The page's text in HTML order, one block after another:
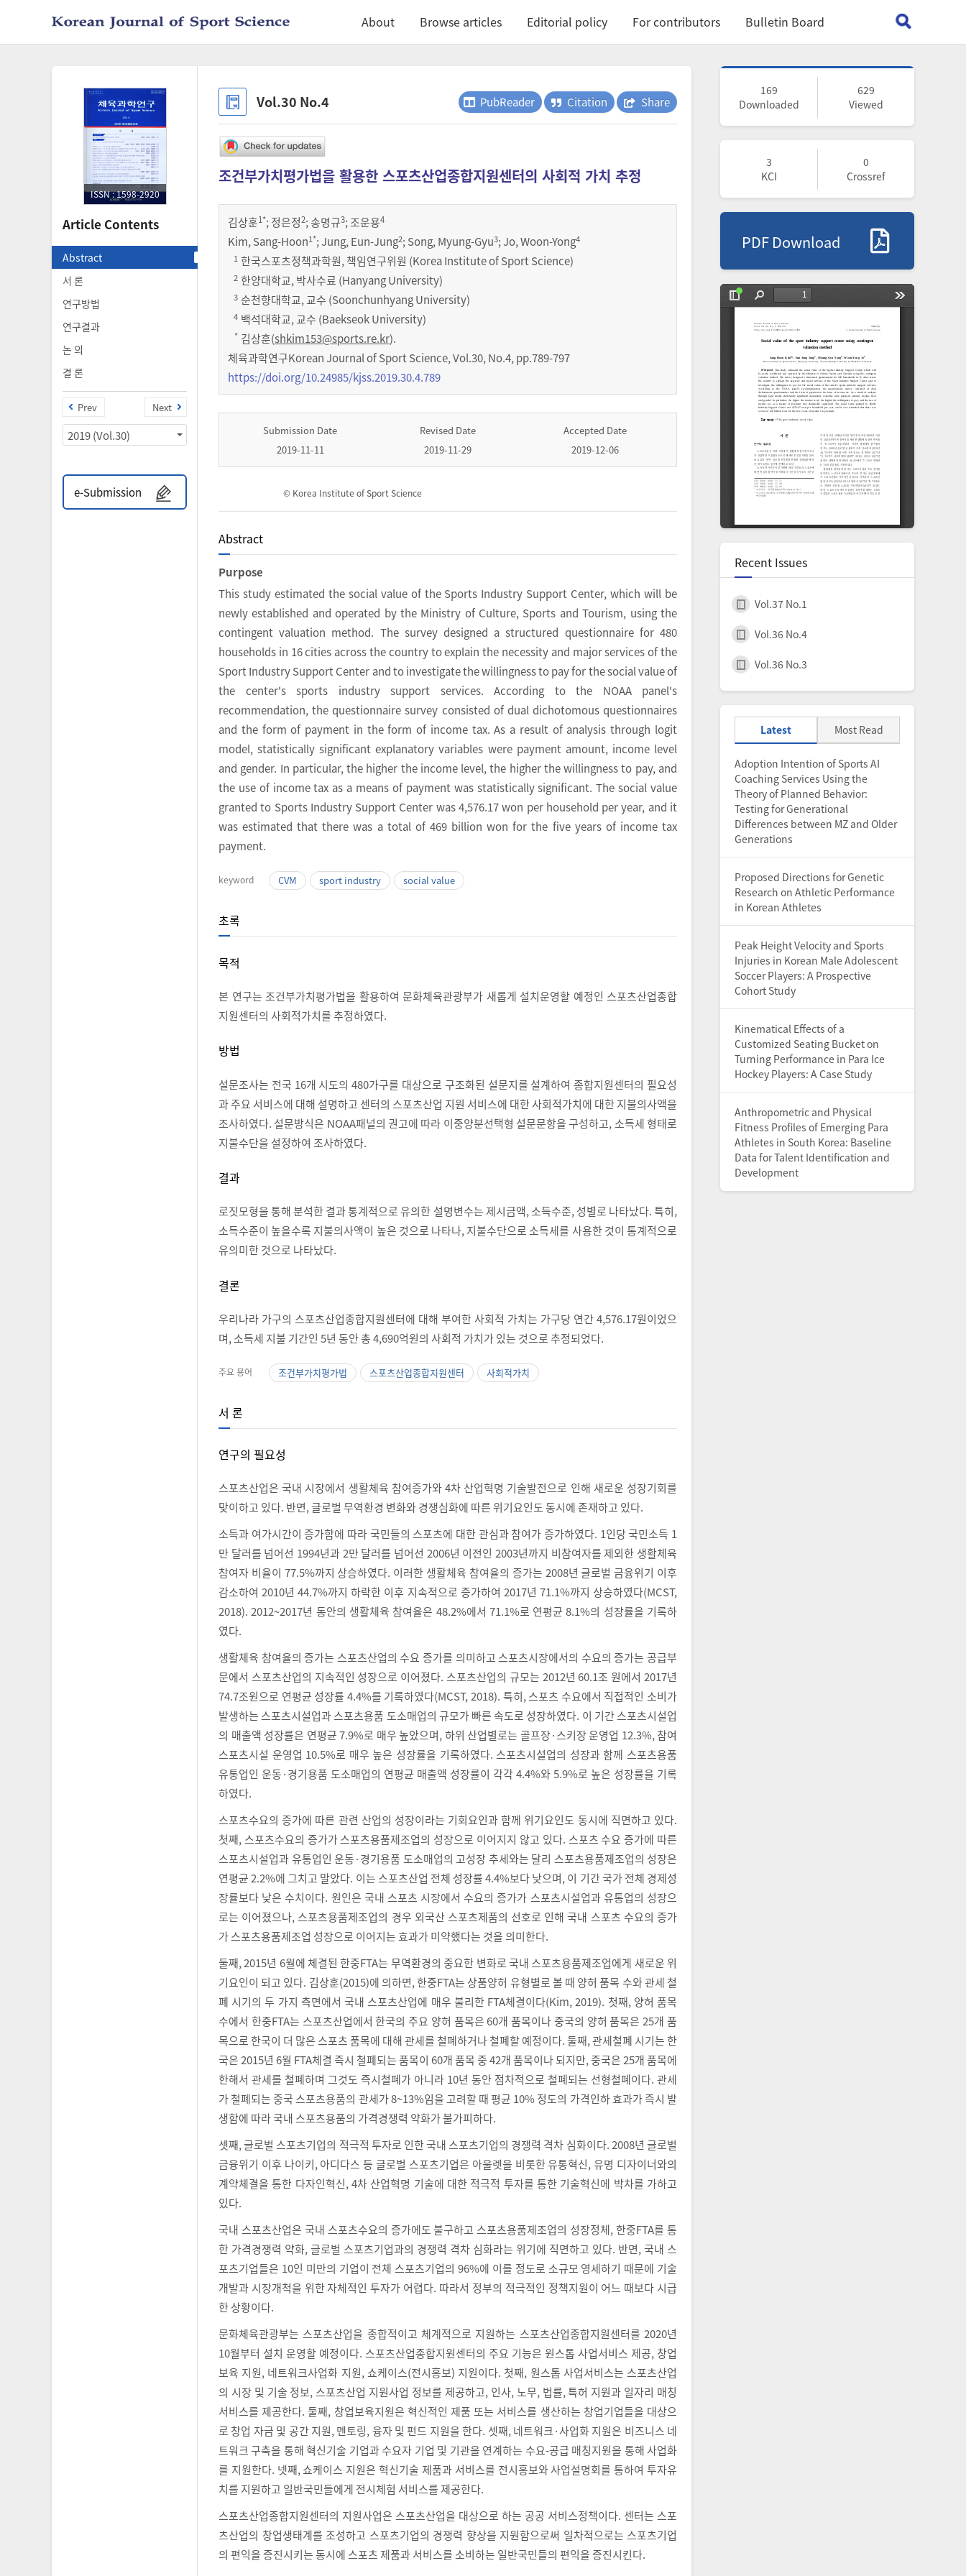
About Browse articles Editorial policy For contributors Bulletin Board
ISSN : 1598-2920
Article Contents
Abstract
서 론
연구방법
연구결과
논 의
결 론
Prev Next
2019 (Vol.30)
e-Submission
Vol.30 No.4 PubReader Citation Share
조건부가치평가법을 활용한 스포츠산업종합지원센터의 사회적 가치 추정
김상훈1*;정은정2;송명규3;조운용4
Kim, Sang-Hoon1*; Jung, Eun-Jung2; Song, Myung-Gyu3; Jo, Woon-Yong4
1 한국스포츠정책과학원, 책임연구위원 (Korea Institute of Sport Science)
2 한양대학교, 박사수료 (Hanyang University)
3 순천향대학교, 교수 (Soonchunhyang University)
4 백석대학교, 교수 (Baekseok University)
* 김상훈(shkim153@sports.re.kr).
체육과학연구Korean Journal of Sport Science,Vol.30,No.4,pp.789-797
https://doi.org/10.24985/kjss.2019.30.4.789
Submission Date
2019-11-11
Revised Date
2019-11-29
Accepted Date
2019-12-06
© Korea Institute of Sport Science
Abstract
Purpose
This study estimated the social value of the Sports Industry Support Center, which will be
newly established and operated by the Ministry of Culture, Sports and Tourism, using the
contingent valuation method. The survey designed a structured questionnaire for 480
households in 16 cities across the country to explain the necessity and major services of the
Sport Industry Support Center and to investigate the willingness to pay for the social value of
the center's sports industry support services. According to the NOAA panel's
recommendation, the questionnaire survey consisted of dual dichotomous questionnaires
and the form of payment in the form of income tax. As a result of analysis through logit
model, statistically significant explanatory variables were payment amount, income level
and gender. In particular, the higher the income level, the higher the willingness to pay, and
the use of income tax as a means of payment was statistically significant. The social value
granted to Sports Industry Support Center was 4,576.17 won per household per year, and it
was estimated that there was a total of 469 billion won for the five years of income tax
payment.
keyword CVM sport industry social value
초록
목적
본 연구는 조건부가치평가법을 활용하여 문화체육관광부가 새롭게 설치운영할 예정인 스포츠산업종합
지원센터의 사회적가치를 추정하였다.
방법
설문조사는 전국 16개 시도의 480가구를 대상으로 구조화된 설문지를 설계하여 종합지원센터의 필요성
과 주요 서비스에 대해 설명하고 센터의 스포츠산업 지원 서비스에 대한 사회적가치에 대한 지불의사액을
조사하였다. 설문방식은 NOAA패널의 권고에 따라 이중양분선택형 설문문항을 구성하고, 소득세 형태로
지불수단을 설정하여 조사하였다.
결과
로짓모형을 통해 분석한 결과 통계적으로 유의한 설명변수는 제시금액, 소득수준, 성별로 나타났다. 특히,
소득수준이 높을수록 지불의사액이 높은 것으로 나타나, 지불수단으로 소득세를 사용한 것이 통계적으로
유의미한 것으로 나타났다.
결론
우리나라 가구의 스포츠산업종합지원센터에 대해 부여한 사회적 가치는 가구당 연간 4,576.17원이었으
며, 소득세 지불 기간인 5년 동안 총 4,690억원의 사회적 가치가 있는 것으로 추정되었다.
주요 용어 조건부가치평가법 스포츠산업종합지원센터 사회적가치
서 론
연구의 필요성
스포츠산업은 국내 시장에서 생활체육 참여증가와 4차 산업혁명 기술발전으로 인해 새로운 성장기회를
맞이하고 있다. 반면, 글로벌 무역환경 변화와 경쟁심화에 따른 위기요인도 동시에 존재하고 있다.
소득과 여가시간이 증가함에 따라 국민들의 스포츠에 대한 관심과 참여가 증가하였다. 1인당 국민소득 1
만 달러를 넘어선 1994년과 2만 달러를 넘어선 2006년 이전인 2003년까지 비참여자를 제외한 생활체육
참여자 비율이 77.5%까지 상승하였다. 이러한 생활체육 참여율의 증가는 2008년 글로벌 금융위기 이후
감소하여 2010년 44.7%까지 하락한 이후 지속적으로 증가하여 2017년 71.1%까지 상승하였다(MCST,
2018). 2012~2017년 동안의 생활체육 참여율은 48.2%에서 71.1%로 연평균 8.1%의 성장률을 기록하
였다.
생활체육 참여율의 증가는 스포츠산업의 수요 증가를 의미하고 스포츠시장에서의 수요의 증가는 공급부
문에서 스포츠산업의 지속적인 성장으로 이어졌다. 스포츠산업의 규모는 2012년 60.1조 원에서 2017년
74.7조원으로 연평균 성장률 4.4%를 기록하였다(MCST, 2018). 특히, 스포츠 수요에서 직접적인 소비가
발생하는 스포츠시설업과 스포츠용품 도소매업의 규모가 빠른 속도로 성장하였다. 이 기간 스포츠시설업
의 매출액 성장률은 연평균 7.9%로 매우 높았으며, 하위 산업별로는 골프장·스키장 운영업 12.3%, 참여
스포츠시설 운영업 10.5%로 매우 높은 성장률을 기록하였다. 스포츠시설업의 성장과 함께 스포츠용품
유통업인 운동·경기용품 도소매업의 연평균 매출액 성장률이 각각 4.4%와 5.9%로 높은 성장률을 기록
하였다.
스포츠수요의 증가에 따른 관련 산업의 성장이라는 기회요인과 함께 위기요인도 동시에 직면하고 있다.
첫째, 스포츠수요의 증가가 스포츠용품제조업의 성장으로 이어지지 않고 있다. 스포츠 수요 증가에 따른
스포츠시설업과 유통업인 운동·경기용품 도소매업의 고성장 추세와는 달리 스포츠용품제조업의 성장은
연평균 2.2%에 그치고 말았다. 이는 스포츠산업 전체 성장률 4.4%보다 낮으며, 이 기간 국가 전체 경제성
장률보다 낮은 수치이다. 원인은 국내 스포츠 시장에서 수요의 증가가 스포츠시설업과 유통업의 성장으
로는 이어졌으나, 스포츠용품제조업의 경우 외국산 스포츠제품의 선호로 인해 국내 스포츠 수요의 증가
가 스포츠용품제조업 성장으로 이어지는 효과가 미약했다는 것을 의미한다.
둘째, 2015년 6월에 체결된 한중FTA는 무역환경의 중요한 변화로 국내 스포츠용품제조업에게 새로운 위
기요인이 되고 있다. 김상훈(2015)에 의하면, 한중FTA는 상품양허 유형별로 볼 때 양허 품목 수와 관세 철
폐 시기의 두 가지 측면에서 국내 스포츠산업에 매우 불리한 FTA체결이다(Kim, 2019). 첫째, 양허 품목
수에서 한중FTA는 스포츠산업에서 한국의 주요 양허 품목은 60개 품목이나 중국의 양허 품목은 25개 품
목으로 한국이 더 많은 스포츠 품목에 대해 관세를 철폐하거나 철폐할 예정이다. 둘째, 관세철폐 시기는 한
국은 2015년 6월 FTA체결 즉시 철폐되는 품목이 60개 품목 중 42개 품목이나 되지만, 중국은 25개 품목에
한해서 관세를 철폐하며 그것도 즉시철폐가 아니라 10년 동안 점차적으로 철폐되는 선형철폐이다. 관세
가 철폐되는 중국 스포츠용품의 관세가 8~13%임을 고려할 때 평균 10% 정도의 가격인하 효과가 즉시 발
생함에 따라 국내 스포츠용품의 가격경쟁력 약화가 불가피하다.
셋째, 글로벌 스포츠기업의 적극적 투자로 인한 국내 스포츠기업의 경쟁력 격차 심화이다. 2008년 글로벌
금융위기 이후 나이키, 아디다스 등 글로벌 스포츠기업은 아울렛을 비롯한 유통혁신, 유명 디자이너와의
계약체결을 통한 다자인혁신, 4차 산업혁명 기술에 대한 적극적 투자를 통한 기술혁신에 박차를 가하고
있다.
국내 스포츠산업은 국내 스포츠수요의 증가에도 불구하고 스포츠용품제조업의 성장정체, 한중FTA를 통
한 가격경쟁력 약화, 글로벌 스포츠기업과의 경쟁력 격차 심화라는 위기에 직면하고 있다. 반면, 국내 스
포츠기업들은 10인 미만의 기업이 전체 스포츠기업의 96%에 이를 정도로 소규모 영세하기 때문에 기술
개발과 시장개척을 위한 자체적인 투자가 어렵다. 따라서 정부의 적극적인 정책지원이 어느 때보다 시급
한 상황이다.
문화체육관광부는 스포츠산업을 종합적이고 체계적으로 지원하는 스포츠산업종합지원센터를 2020년
10월부터 설치 운영할 예정이다. 스포츠산업종합지원센터의 주요 기능은 원스톱 사업서비스 제공, 창업
보육 지원, 네트워크사업화 지원, 쇼케이스(전시홍보) 지원이다. 첫째, 원스톱 사업서비스는 스포츠산업
의 시장 및 기술 정보, 스포츠산업 지원사업 정보를 제공하고, 인사, 노무, 법률, 특허 지원과 일자리 매칭
서비스를 제공한다. 둘째, 창업보육지원은 혁신적인 제품 또는 서비스를 생산하는 창업기업들을 대상으
로 창업 자금 및 공간 지원, 멘토링, 융자 및 펀드 지원을 한다. 셋째, 네트워크·사업화 지원은 비즈니스 네
트워크 구축을 통해 혁신기술 기업과 수요자 기업 및 기관을 연계하는 수요-공급 매칭지원을 통해 사업화
를 지원한다. 넷째, 쇼케이스 지원은 혁신기술 제품과 서비스를 전시홍보와 사업설명회를 통하여 투자유
치를 지원하고 일반국민들에게 전시체험 서비스를 제공한다.
스포츠산업종합지원센터의 지원사업은 스포츠산업을 대상으로 하는 공공 서비스정책이다. 센터는 스포
츠산업의 창업생태계를 조성하고 스포츠기업의 경쟁력 향상을 지원함으로써 일차적으로는 스포츠기업
의 편익을 증진시키는 동시에 스포츠 제품과 서비스를 소비하는 일반국민들의 편익을 증진시킨다.
169
Downloaded
629
Viewed
3
KCI
0
Crossref
PDF Download
Recent Issues
Vol.37 No.1
Vol.36 No.4
Vol.36 No.3
Latest Most Read
Adoption Intention of Sports AI
Coaching Services Using the
Theory of Planned Behavior:
Testing for Generational
Differences between MZ and Older
Generations
Proposed Directions for Genetic
Research on Athletic Performance
in Korean Athletes
Peak Height Velocity and Sports
Injuries in Korean Male Adolescent
Soccer Players: A Prospective
Cohort Study
Kinematical Effects of a
Customized Seating Bucket on
Turning Performance in Para Ice
Hockey Players: A Case Study
Anthropometric and Physical
Fitness Profiles of Emerging Para
Athletes in South Korea: Baseline
Data for Talent Identification and
Development